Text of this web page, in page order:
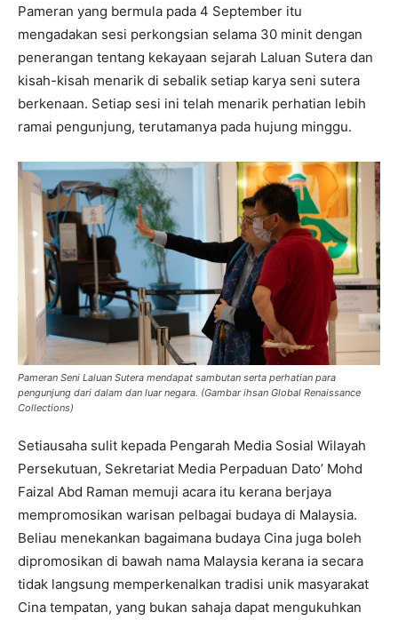
Pameran yang bermula pada 4 September itu
mengadakan sesi perkongsian selama 30 minit dengan
penerangan tentang kekayaan sejarah Laluan Sutera dan
kisah-kisah menarik di sebalik setiap karya seni sutera
berkenaan. Setiap sesi ini telah menarik perhatian lebih
ramai pengunjung, terutamanya pada hujung minggu.
Pameran Seni Laluan Sutera mendapat sambutan serta perhatian para
pengunjung dari dalam dan luar negara. (Gambar ihsan Global Renaissance
Collections)
Setiausaha sulit kepada Pengarah Media Sosial Wilayah
Persekutuan, Sekretariat Media Perpaduan Dato’ Mohd
Faizal Abd Raman memuji acara itu kerana berjaya
mempromosikan warisan pelbagai budaya di Malaysia.
Beliau menekankan bagaimana budaya Cina juga boleh
dipromosikan di bawah nama Malaysia kerana ia secara
tidak langsung memperkenalkan tradisi unik masyarakat
Cina tempatan, yang bukan sahaja dapat mengukuhkan